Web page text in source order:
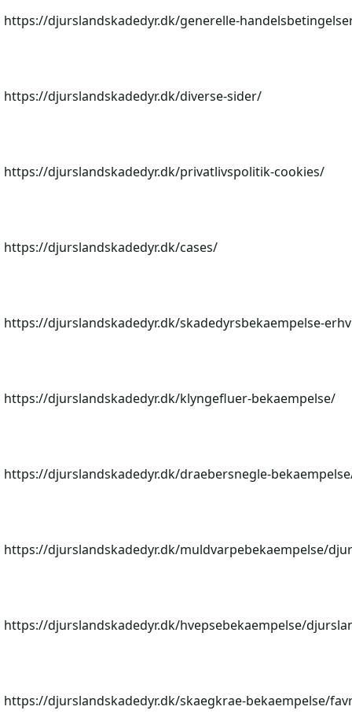
https://djurslandskadedyr.dk/generelle-
https://djurslandskadedyr.dk/diverse-sider/
https://djurslandskadedyr.dk/privatlivspolitik-cookies/
https://djurslandskadedyr.dk/cases/
https://djurslandskadedyr.dk/skadedyrsbekaempelse-
https://djurslandskadedyr.dk/klyngefluer-bekaempelse/
https://djurslandskadedyr.dk/draebersnegle-
https://djurslandskadedyr.dk/muldvarpebekaempelse/
https://djurslandskadedyr.dk/hvepsebekaempelse/
https://djurslandskadedyr.dk/skaegkrae-bekaempelse/